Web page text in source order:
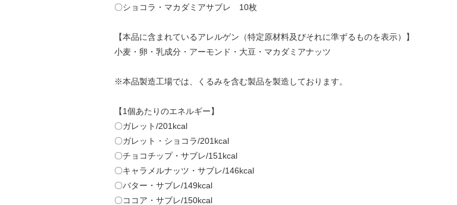
〇ショコラ・マカダミアサブレ 10枚
【本品に含まれているアレルゲン（特定原材料及びそれに準ずるものを表示）】
小麦・卵・乳成分・アーモンド・大豆・マカダミアナッツ
※本品製造工場では、くるみを含む製品を製造しております。
【1個あたりのエネルギー】
〇ガレット/201kcal
〇ガレット・ショコラ/201kcal
〇チョコチップ・サブレ/151kcal
〇キャラメルナッツ・サブレ/146kcal
〇バター・サブレ/149kcal
〇ココア・サブレ/150kcal